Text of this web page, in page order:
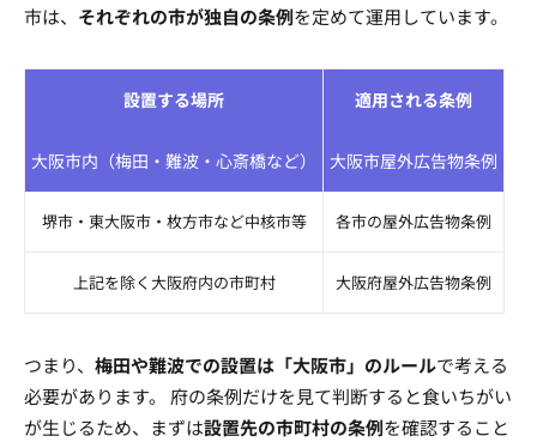
市は、 それぞれの市が独自の条例を定めて運用しています。
設置する場所 適用される条例
大阪市内（梅田・難波・心斎橋など） 大阪市屋外広告物条例
堺市・東大阪市・枚方市など中核市等 各市の屋外広告物条例
上記を除く大阪府内の市町村 大阪府屋外広告物条例
つまり、 梅田や難波での設置は「大阪市」のルールで考える
必要があります。 府の条例だけを見て判断すると食いちがい
が生じるため、まずは設置先の市町村の条例を確認すること